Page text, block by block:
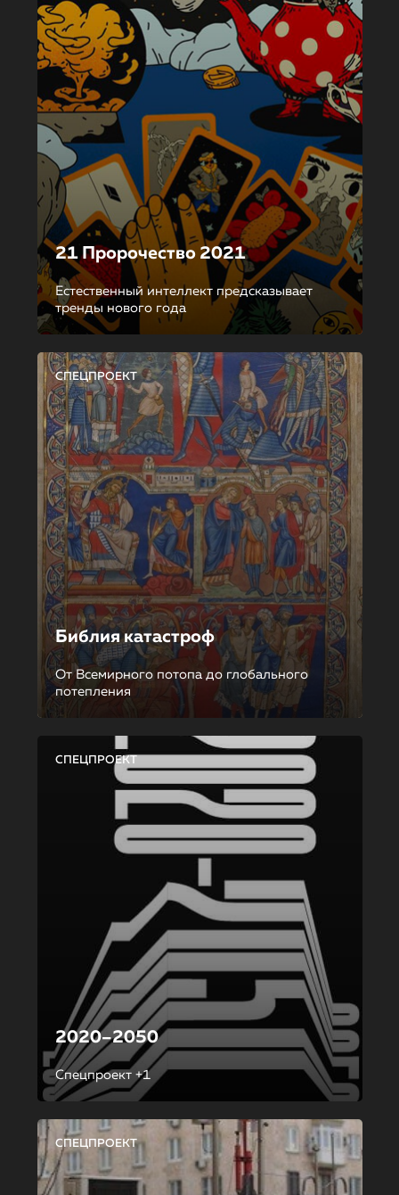
21 Пророчество 2021
Естественный интеллект предсказывает
тренды нового года
СПЕЦПРОЕКТ
Библия катастроф
От Всемирного потопа до глобального
потепления
СПЕЦПРОЕКТ
2020–2050
Спецпроект +1
СПЕЦПРОЕКТ